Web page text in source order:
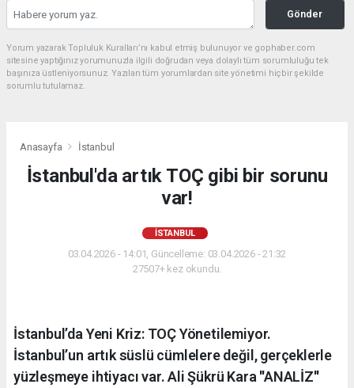
Gönder
Yorum yazarak Topluluk Kuralları’nı kabul etmiş bulunuyor ve gophaber.com
sitesine yaptığınız yorumunuzla ilgili doğrudan veya dolaylı tüm sorumluluğu tek
başınıza üstleniyorsunuz. Yazılan tüm yorumlardan site yönetimi hiçbir şekilde
sorumlu tutulamaz.
Anasayfa İstanbul
İstanbul'da artık TOÇ gibi bir sorunu
var!
İSTANBUL
03.04.2026 - 14:01, Güncelleme: 03.04.2026 - 21:32
27507+ kez okundu.
İstanbul’da Yeni Kriz: TOÇ Yönetilemiyor.
İstanbul’un artık süslü cümlelere değil, gerçeklerle
yüzleşmeye ihtiyacı var. Ali Şükrü Kara ''ANALİZ''